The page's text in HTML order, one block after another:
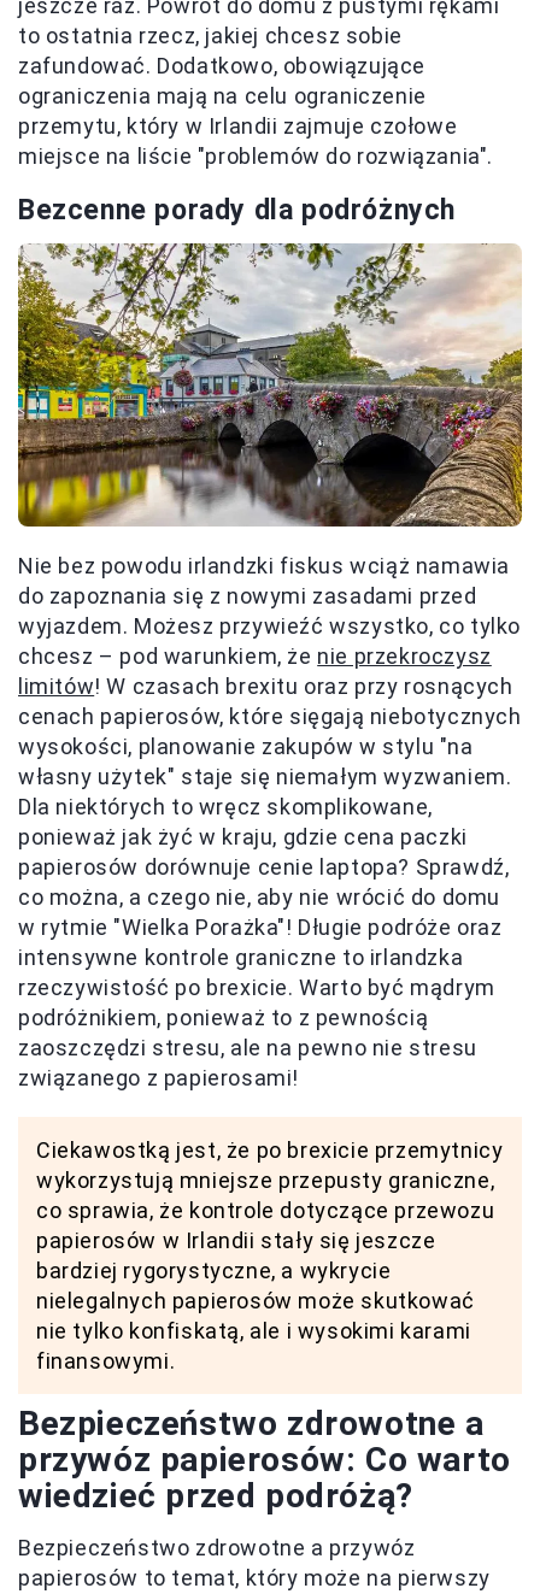
jeszcze raz. Powrót do domu z pustymi rękami
to ostatnia rzecz, jakiej chcesz sobie
zafundować. Dodatkowo, obowiązujące
ograniczenia mają na celu ograniczenie
przemytu, który w Irlandii zajmuje czołowe
miejsce na liście "problemów do rozwiązania".
Bezcenne porady dla podróżnych
Nie bez powodu irlandzki fiskus wciąż namawia
do zapoznania się z nowymi zasadami przed
wyjazdem. Możesz przywieźć wszystko, co tylko
chcesz – pod warunkiem, że nie przekroczysz
limitów! W czasach brexitu oraz przy rosnących
cenach papierosów, które sięgają niebotycznych
wysokości, planowanie zakupów w stylu "na
własny użytek" staje się niemałym wyzwaniem.
Dla niektórych to wręcz skomplikowane,
ponieważ jak żyć w kraju, gdzie cena paczki
papierosów dorównuje cenie laptopa? Sprawdź,
co można, a czego nie, aby nie wrócić do domu
w rytmie "Wielka Porażka"! Długie podróże oraz
intensywne kontrole graniczne to irlandzka
rzeczywistość po brexicie. Warto być mądrym
podróżnikiem, ponieważ to z pewnością
zaoszczędzi stresu, ale na pewno nie stresu
związanego z papierosami!
Ciekawostką jest, że po brexicie przemytnicy
wykorzystują mniejsze przepusty graniczne,
co sprawia, że kontrole dotyczące przewozu
papierosów w Irlandii stały się jeszcze
bardziej rygorystyczne, a wykrycie
nielegalnych papierosów może skutkować
nie tylko konfiskatą, ale i wysokimi karami
finansowymi.
Bezpieczeństwo zdrowotne a
przywóz papierosów: Co warto
wiedzieć przed podróżą?
Bezpieczeństwo zdrowotne a przywóz
papierosów to temat, który może na pierwszy